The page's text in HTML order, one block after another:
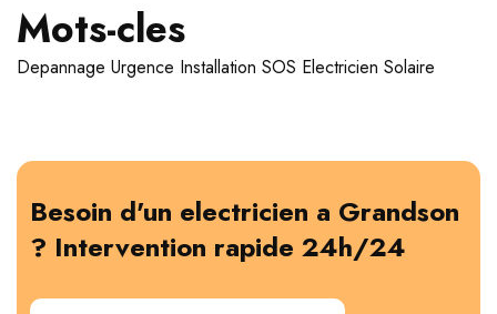
Mots-cles
Depannage Urgence Installation SOS Electricien Solaire
Besoin d'un electricien a Grandson
? Intervention rapide 24h/24